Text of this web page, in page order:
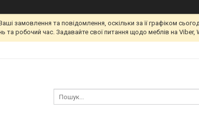
замовлення та повідомлення, оскільки за її графіком
та робочий час. Задавайте свої питання щодо меблів на Viber,